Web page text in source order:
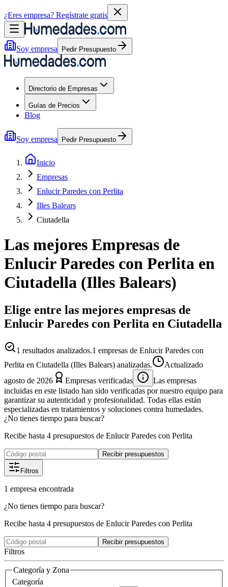
¿Eres empresa? Regístrate gratis
Soy empresa Pedir Presupuesto
Directorio de Empresas
Guías de Precios
Blog
Soy empresa Pedir Presupuesto
Inicio
Empresas
Enlucir Paredes con Perlita
Illes Balears
Ciutadella
Las mejores Empresas de
Enlucir Paredes con Perlita en
Ciutadella (Illes Balears)
Elige entre las mejores empresas de
Enlucir Paredes con Perlita en Ciutadella
1 resultados analizados.1 empresas de Enlucir Paredes con
Perlita en Ciutadella (Illes Balears) analizadas.
Actualizado
agosto de 2026
Empresas verificadas
Las empresas
incluidas en este listado han sido verificadas por nuestro equipo para
garantizar su autenticidad y profesionalidad. Todas ellas están
especializadas en tratamientos y soluciones contra humedades.
¿No tienes tiempo para buscar?
Recibe hasta 4 presupuestos de Enlucir Paredes con Perlita
Recibir presupuestos
Filtros
1 empresa encontrada
¿No tienes tiempo para buscar?
Recibe hasta 4 presupuestos de Enlucir Paredes con Perlita
Recibir presupuestos
Filtros
Categoría y Zona
Categoría